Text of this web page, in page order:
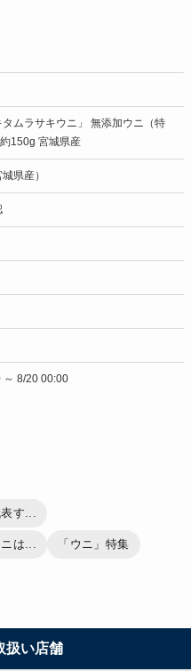
ムラサキウニ」 無添加ウニ（特
150g 宮城県産
県産）
～ 8/20 00:00
す...
は... 「ウニ」特集
扱い店舗